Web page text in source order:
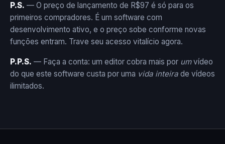
P.S. — O preço de lançamento de R$97 é só para os
primeiros compradores. É um software com
desenvolvimento ativo, e o preço sobe conforme novas
funções entram. Trave seu acesso vitalício agora.
P.P.S. — Faça a conta: um editor cobra mais por umvídeo
do que este software custa por uma vida inteira de vídeos
ilimitados.